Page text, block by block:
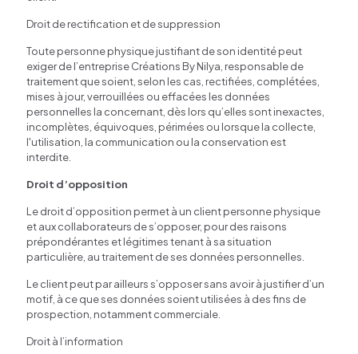
Droit de rectification et de suppression
Toute personne physique justifiant de son identité peut
exiger de l’entreprise Créations By Nilya, responsable de
traitement que soient, selon les cas, rectifiées, complétées,
mises à jour, verrouillées ou effacées les données
personnelles la concernant, dès lors qu’elles sont inexactes,
incomplètes, équivoques, périmées ou lorsque la collecte,
l'utilisation, la communication ou la conservation est
interdite.
Droit d’opposition
Le droit d’opposition permet à un client personne physique
et aux collaborateurs de s’opposer, pour des raisons
prépondérantes et légitimes tenant à sa situation
particulière, au traitement de ses données personnelles.
Le client peut par ailleurs s’opposer sans avoir à justifier d’un
motif, à ce que ses données soient utilisées à des fins de
prospection, notamment commerciale.
Droit à l’information